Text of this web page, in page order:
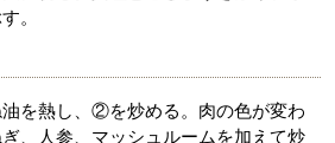
。
を熱し、②を炒める。肉の色が変わ
、人参、マッシュルームを加えて炒